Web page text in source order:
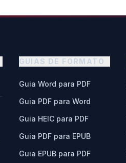
GUIAS DE FORMATO
Guia Word para PDF
Guia PDF para Word
Guia HEIC para PDF
Guia PDF para EPUB
Guia EPUB para PDF